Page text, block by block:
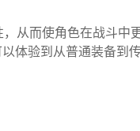
从而使角色在战斗中
体验到从普通装备到